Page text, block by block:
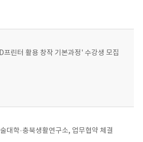
린터 활용 창작 기본과정' 수강생 모집
대학·충북생활연구소, 업무협약 체결